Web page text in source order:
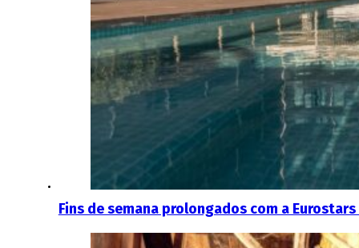
Fins de semana prolongados com a